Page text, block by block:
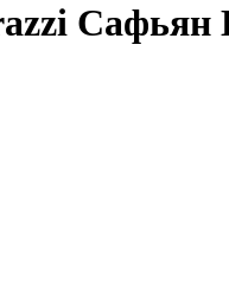
Сафьян